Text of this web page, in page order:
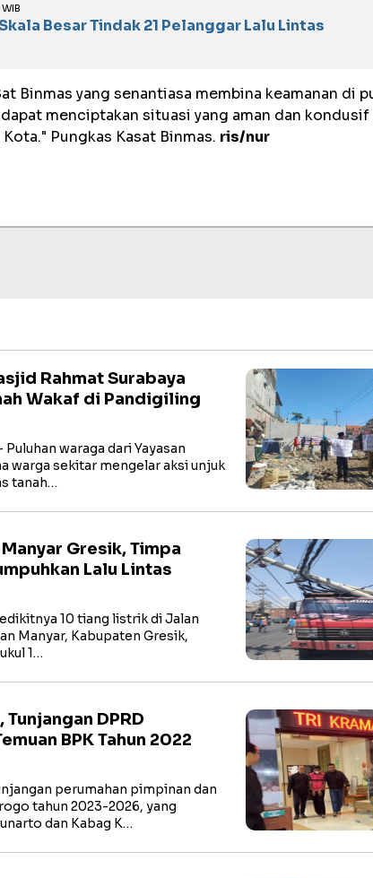
Besar Tindak 21 Pelanggar Lalu Lintas
Binmas yang senantiasa membina keamanan di
menciptakan situasi yang aman dan kondusif
Pungkas Kasat Binmas. ris/nur
Rahmat Surabaya
Wakaf di Pandigiling
waraga dari Yayasan
warga sekitar mengelar aksi unjuk
tanah…
Gresik, Timpa
Lalu Lintas
10 tiang listrik di Jalan
Manyar, Kabupaten Gresik,
1…
DPRD
BPK Tahun 2022
perumahan pimpinan dan
tahun 2023-2026, yang
dan Kabag K…